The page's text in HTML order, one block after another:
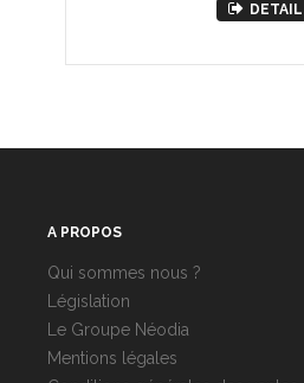
DETAIL
A PROPOS
Qui sommes nous ?
Législation
Le Groupe Néodia
Mentions légales